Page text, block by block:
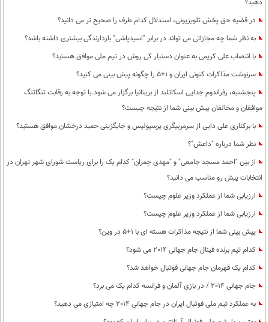
دهید؟
در قضیه حق پخش تلویزیونی، استدلال کدام طرف را صحیح تر می دانید؟
به نظر شما چه مجازاتی می تواند در برابر "اسید‌پاشی" بازدارندگی بیشتری داشته باشد؟
با انتصاب علی کریمی به عنوان دستیار کی روش در تیم ملی موافق هستید؟
سرنوشت مذاکرات کنونی ایران و 1+5 را چگونه پیش بینی می کنید؟
پنجشنبه، رفراندوم جدایی اسکاتلند از بریتانیا برگزار می شود.با توجه به رقابت تنگاتنگ
موافقان و مخالفان پیش بینی شما از نتیجه چیست؟
با برکناری علی دایی از سرمربیگری پرسپولیس و جایگزینی حمید درخشان موافق هستید؟
نظر شما درباره "داعش"؟
از بین "احمد مسجد جامعی" و "مهدی چمران" کدام یک را برای ریاست شورای شهر تهران در
انتخابات پیش رو مناسب می دانید؟
ارزیابی شما از عملکرد وزیر علوم چیست؟
ارزیابی شما از عملکرد وزیر علوم چیست؟
پیش بینی شما از نتیجه مذاکرات هسته ای با 1+5 در وین؟
کدام تیم برنده فینال جام جهانی 2014 می شود؟
کدام یک قهرمان جام جهانی فوتبال خواهد شد؟
جام جهانی 2014 / در بازی آلمان و فرانسه کدام یک می برد؟
به عملکرد تیم ملی فوتبال ایران در جام جهانی 2014 چه امتیازی می دهید؟